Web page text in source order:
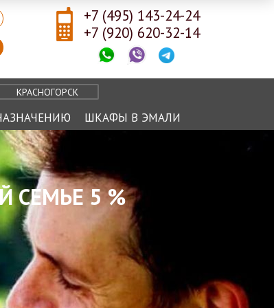
+7 (495) 143-24-24
+7 (920) 620-32-14
КРАСНОГОРСК
ШКАФЫ В ЭМАЛИ
СЕМЬЕ 5 %